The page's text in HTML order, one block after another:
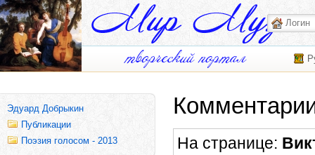
Эдуард Добрыкин
Публикации
Поэзия голосом - 2013
На странице: